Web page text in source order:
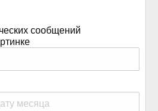
сообщений